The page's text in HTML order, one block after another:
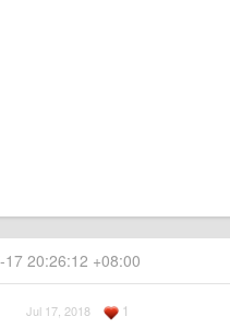
20:26:12 +08:00
Jul 17, 2018 1